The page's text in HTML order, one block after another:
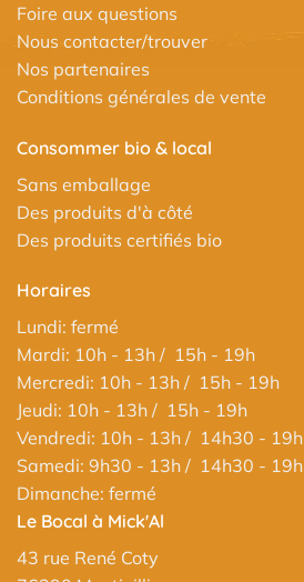
Foire aux questions
Nous contacter/trouver
Nos partenaires
Conditions générales de vente
Consommer bio & local
Sans emballage
Des produits d'à côté
Des produits certifiés bio
Horaires
Lundi: fermé
Mardi: 10h - 13h / 15h - 19h
Mercredi: 10h - 13h / 15h - 19h
Jeudi: 10h - 13h / 15h - 19h
Vendredi: 10h - 13h / 14h30 - 19h
Samedi: 9h30 - 13h / 14h30 - 19h
Dimanche: fermé
Le Bocal à Mick'Al
43 rue René Coty